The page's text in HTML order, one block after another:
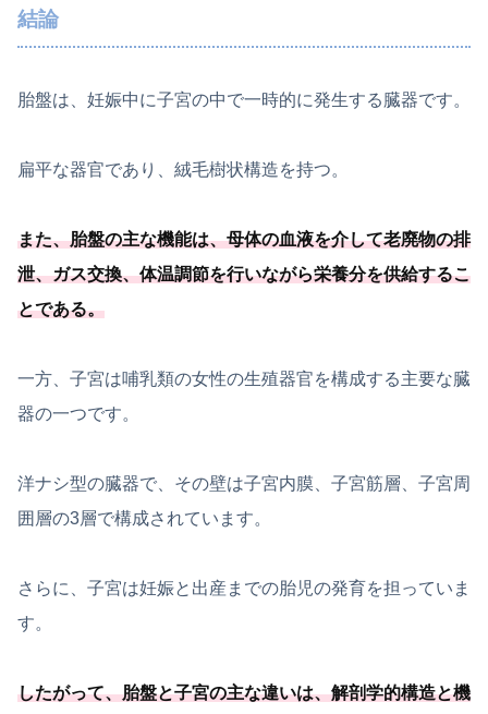
結論
胎盤は、妊娠中に子宮の中で一時的に発生する臓器です。
扁平な器官であり、絨毛樹状構造を持つ。
また、胎盤の主な機能は、母体の血液を介して老廃物の排
泄、ガス交換、体温調節を行いながら栄養分を供給するこ
とである。
一方、子宮は哺乳類の女性の生殖器官を構成する主要な臓
器の一つです。
洋ナシ型の臓器で、その壁は子宮内膜、子宮筋層、子宮周
囲層の3層で構成されています。
さらに、子宮は妊娠と出産までの胎児の発育を担っていま
す。
したがって、胎盤と子宮の主な違いは、解剖学的構造と機